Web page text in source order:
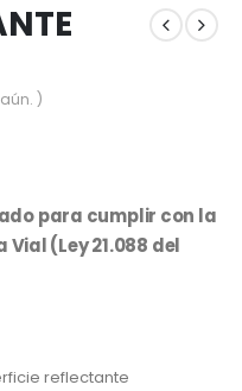
)
para cumplir con la
(Ley 21.088 del
reflectante